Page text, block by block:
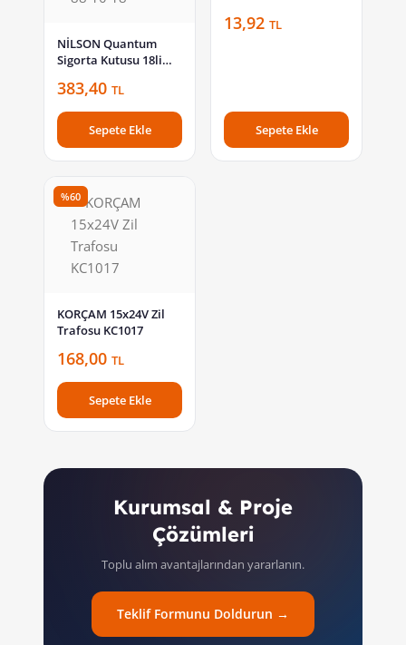
NİLSON Quantum
Sigorta Kutusu 18li
88 10 18
383,40 TL
Sepete Ekle
13,92 TL
Sepete Ekle
%60
KORÇAM 15x24V Zil
Trafosu KC1017
168,00 TL
Sepete Ekle
Kurumsal & Proje
Çözümleri
Toplu alım avantajlarından yararlanın.
Teklif Formunu Doldurun →